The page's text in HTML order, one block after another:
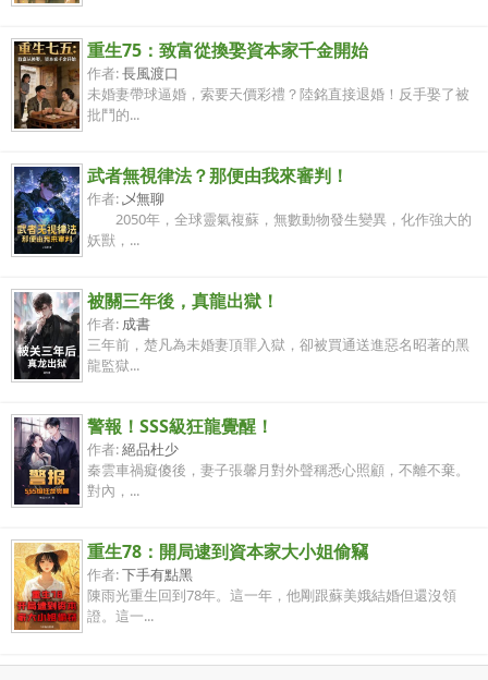
重生75：致富從換娶資本家千金開始
作者:長風渡口
未婚妻帶球逼婚，索要天價彩禮？陸銘直接退婚！反手娶了被
批鬥的...
武者無視律法？那便由我來審判！
作者:乄無聊
2050年，全球靈氣複蘇，無數動物發生變異，化作強大的
妖獸，...
被關三年後，真龍出獄！
作者: 成書
三年前，楚凡為未婚妻頂罪入獄，卻被買通送進惡名昭著的黑
龍監獄...
警報！SSS級狂龍覺醒！
作者:絕品杜少
秦雲車禍癡傻後，妻子張馨月對外聲稱悉心照顧，不離不棄。
對內，...
重生78：開局逮到資本家大小姐偷竊
作者:下手有點黑
陳雨光重生回到78年。這一年，他剛跟蘇美娥結婚但還沒領
證。這一...